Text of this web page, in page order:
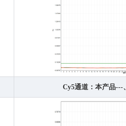
Cy5通道：本产品